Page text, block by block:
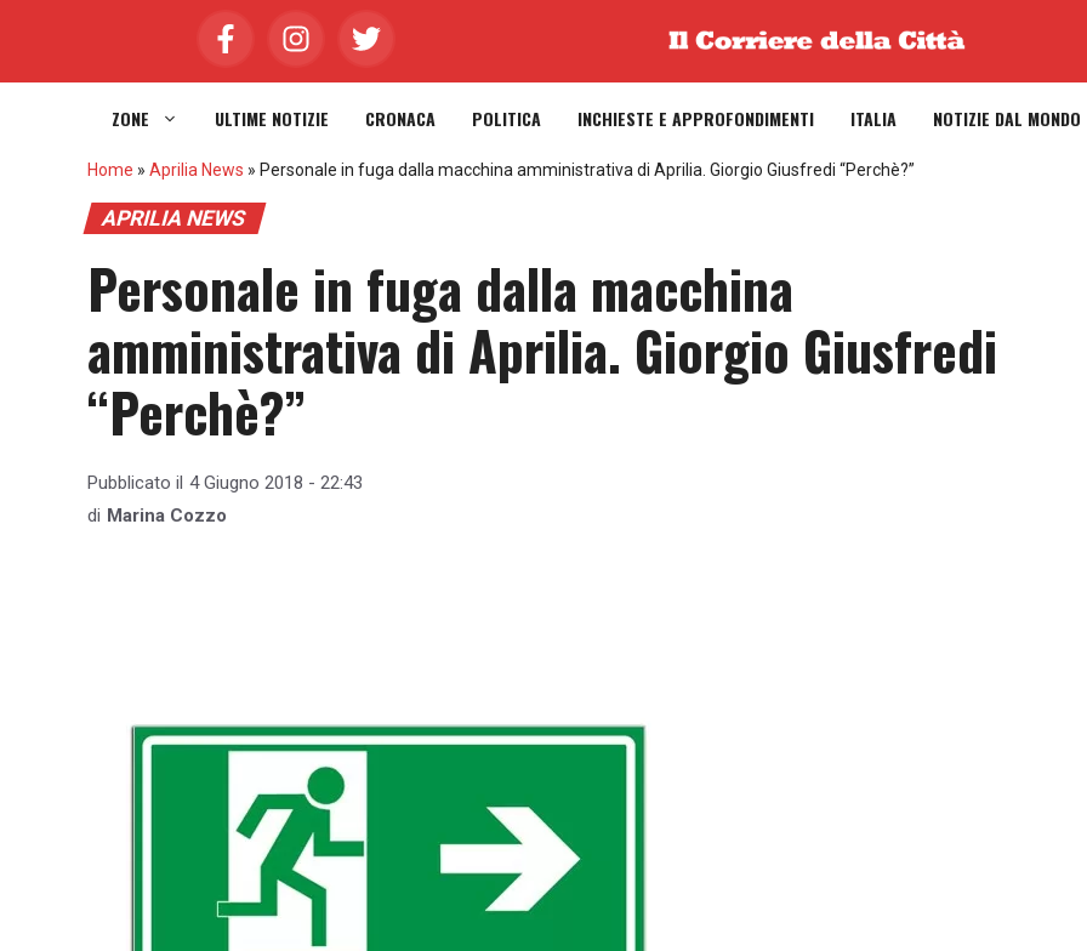
ZONE ULTIME NOTIZIE CRONACA POLITICA INCHIESTE E APPROFONDIMENTI ITALIA NOTIZIE DAL MONDO
Home » Aprilia News » Personale in fuga dalla macchina amministrativa di Aprilia. Giorgio Giusfredi “Perchè?”
APRILIA NEWS
Personale in fuga dalla macchina
amministrativa di Aprilia. Giorgio Giusfredi
“Perchè?”
Pubblicato il 4 Giugno 2018 - 22:43
di Marina Cozzo